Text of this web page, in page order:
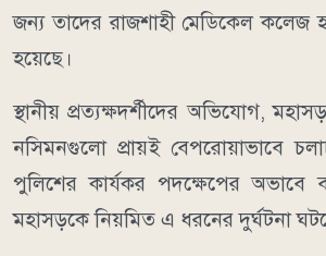
জন্য তাদের রাজশাহী মেডিকেল কলেজ
হয়েছে।
স্থানীয় প্রত্যক্ষদর্শীদের অভিযোগ,
নসিমনগুলো প্রায়ই বেপরোয়াভাবে
পুলিশের কার্যকর পদক্ষেপের অভাবে
মহাসড়কে নিয়মিত এ ধরনের দুর্ঘটনা